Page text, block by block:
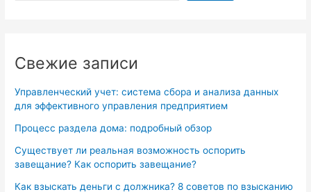
Свежие записи
Управленческий учет: система сбора и анализа данных
для эффективного управления предприятием
Процесс раздела дома: подробный обзор
Существует ли реальная возможность оспорить
завещание? Как оспорить завещание?
Как взыскать деньги с должника? 8 советов по взысканию